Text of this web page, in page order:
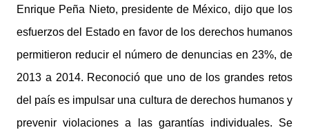
Enrique Peña Nieto, presidente de México, dijo que los
esfuerzos del Estado en favor de los derechos humanos
permitieron reducir el número de denuncias en 23%, de
2013 a 2014. Reconoció que uno de los grandes retos
del país es impulsar una cultura de derechos humanos y
prevenir violaciones a las garantías individuales. Se